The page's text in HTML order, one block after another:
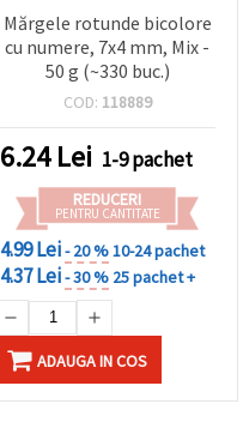
Mărgele rotunde bicolore
cu numere, 7x4 mm, Mix -
50 g (~330 buc.)
COD: 118889
6.24Lei 1-9 pachet
REDUCERI
PENTRU CANTITATE
4.99 Lei- 20 %10-24 pachet
4.37 Lei- 30 % 25 pachet +
ADAUGA IN COS